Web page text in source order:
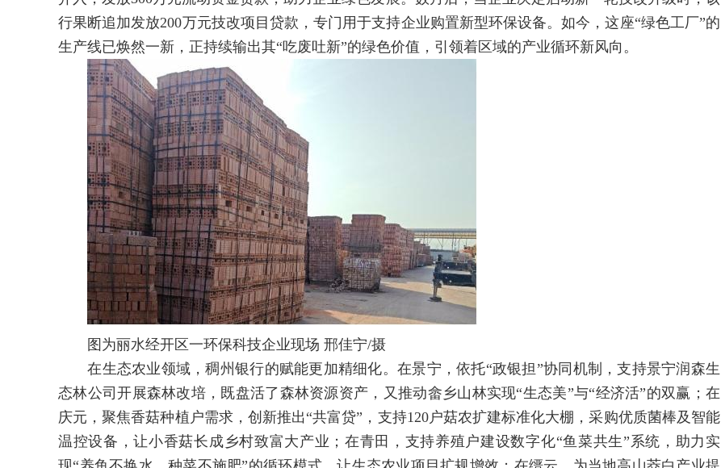
行果断追加发放200万元技改项目贷款，专门用于支持企业购置新型环保设备。如今，这座“绿色工厂”的
生产线已焕然一新，正持续输出其“吃废吐新”的绿色价值，引领着区域的产业循环新风向。
图为丽水经开区一环保科技企业现场 邢佳宁/摄
在生态农业领域，稠州银行的赋能更加精细化。在景宁，依托“政银担”协同机制，支持景宁润森生
态林公司开展森林改培，既盘活了森林资源资产，又推动畲乡山林实现“生态美”与“经济活”的双赢；在
庆元，聚焦香菇种植户需求，创新推出“共富贷”，支持120户菇农扩建标准化大棚，采购优质菌棒及智能
温控设备，让小香菇长成乡村致富大产业；在青田，支持养殖户建设数字化“鱼菜共生”系统，助力实